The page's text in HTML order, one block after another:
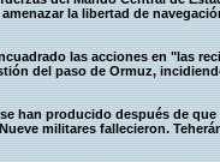
la libertad de
las acciones en "las
del paso de Ormuz,
han producido después de
militares fallecieron.